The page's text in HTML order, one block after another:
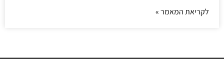
לקריאת המאמר »